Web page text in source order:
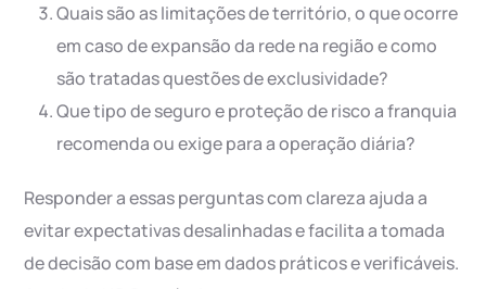
Quais são as limitações de território, o que ocorre
em caso de expansão da rede na região e como
são tratadas questões de exclusividade?
Que tipo de seguro e proteção de risco a franquia
recomenda ou exige para a operação diária?
Responder a essas perguntas com clareza ajuda a
evitar expectativas desalinhadas e facilita a tomada
de decisão com base em dados práticos e verificáveis.